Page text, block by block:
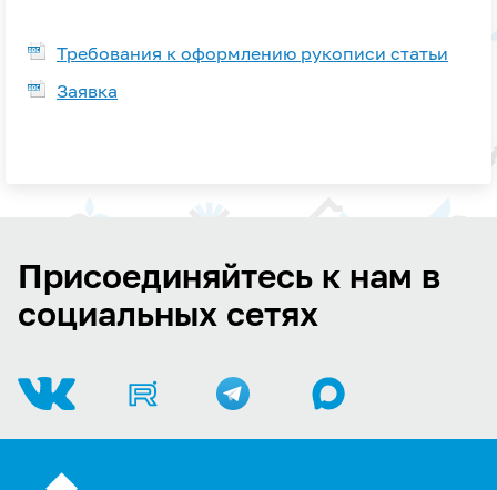
Требования к оформлению рукописи статьи
Заявка
Присоединяйтесь к нам в
социальных сетях